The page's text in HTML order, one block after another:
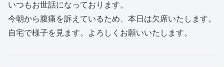
いつもお世話になっております。
今朝から腹痛を訴えているため、本日は欠席いたします。
自宅で様子を見ます。よろしくお願いいたします。